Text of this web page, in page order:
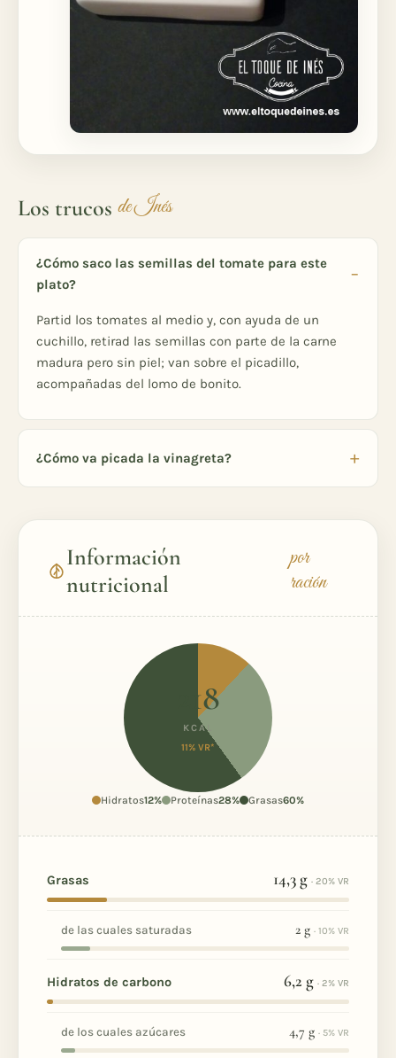
Los trucos de Inés
¿Cómo saco las semillas del tomate para este
plato?
Partid los tomates al medio y, con ayuda de un
cuchillo, retirad las semillas con parte de la carne
madura pero sin piel; van sobre el picadillo,
acompañadas del lomo de bonito.
¿Cómo va picada la vinagreta?
Información
nutricional
por
ración
218
KCAL
11% VR*
Hidratos12% Proteínas28% Grasas60%
Grasas 14,3 g · 20% VR
de las cuales saturadas 2 g · 10% VR
Hidratos de carbono 6,2 g · 2% VR
de los cuales azúcares 4,7 g · 5% VR